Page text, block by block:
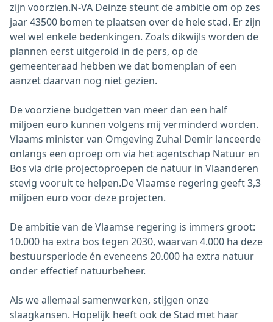
zijn voorzien.N-VA Deinze steunt de ambitie om op zes
jaar 43500 bomen te plaatsen over de hele stad. Er zijn
wel wel enkele bedenkingen. Zoals dikwijls worden de
plannen eerst uitgerold in de pers, op de
gemeenteraad hebben we dat bomenplan of een
aanzet daarvan nog niet gezien.
De voorziene budgetten van meer dan een half
miljoen euro kunnen volgens mij verminderd worden.
Vlaams minister van Omgeving Zuhal Demir lanceerde
onlangs een oproep om via het agentschap Natuur en
Bos via drie projectoproepen de natuur in Vlaanderen
stevig vooruit te helpen.De Vlaamse regering geeft 3,3
miljoen euro voor deze projecten.
De ambitie van de Vlaamse regering is immers groot:
10.000 ha extra bos tegen 2030, waarvan 4.000 ha deze
bestuursperiode én eveneens 20.000 ha extra natuur
onder effectief natuurbeheer.
Als we allemaal samenwerken, stijgen onze
slaagkansen. Hopelijk heeft ook de Stad met haar